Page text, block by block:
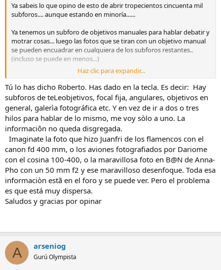
Ya sabeis lo que opino de esto de abrir tropecientos cincuenta mil
subforos.... aunque estando en minoría......
Ya tenemos un subforo de objetivos manuales para hablar debatir y
motrar cosas... luego las fotos que se tiran con un objetivo manual
se pueden encuadrar en cualquiera de los subforos restantes..
(incluso se puede en menos...)
Haz clic para expandir...
Tú lo has dicho Roberto. Has dado en la tecla. Es decir: Hay
subforos de teLeobjetivos, focal fija, angulares, objetivos en
general, galerìa fotográfica etc. Y en vez de ir a dos o tres
hilos para hablar de lo mismo, me voy sòlo a uno. La
informaciôn no queda disgregada.
Imaginate la foto que hizo Juanfri de los flamencos con el
canon fd 400 mm, o los aviones fotografiados por Dariome
con el cosina 100-400, o la maravillosa foto en B@N de Anna-
Pho con un 50 mm f2 y ese maravilloso desenfoque. Toda esa
informaciòn estã en el foro y se puede ver. Pero el problema
es que está muy dispersa.
Saludos y gracias por opinar
A arseniog
Gurú Olympista